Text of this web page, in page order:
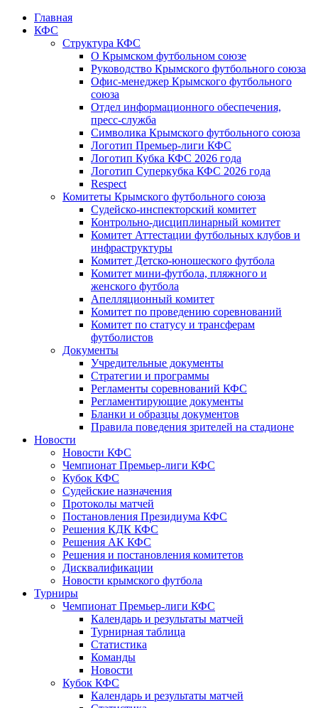
Главная
КФС
Структура КФС
О Крымском футбольном союзе
Руководство Крымского футбольного союза
Офис-менеджер Крымского футбольного
союза
Отдел информационного обеспечения,
пресс-служба
Символика Крымского футбольного союза
Логотип Премьер-лиги КФС
Логотип Кубка КФС 2026 года
Логотип Суперкубка КФС 2026 года
Respect
Комитеты Крымского футбольного союза
Судейско-инспекторский комитет
Контрольно-дисциплинарный комитет
Комитет Аттестации футбольных клубов и
инфраструктуры
Комитет Детско-юношеского футбола
Комитет мини-футбола, пляжного и
женского футбола
Апелляционный комитет
Комитет по проведению соревнований
Комитет по статусу и трансферам
футболистов
Документы
Учредительные документы
Стратегии и программы
Регламенты соревнований КФС
Регламентирующие документы
Бланки и образцы документов
Правила поведения зрителей на стадионе
Новости
Новости КФС
Чемпионат Премьер-лиги КФС
Кубок КФС
Судейские назначения
Протоколы матчей
Постановления Президиума КФС
Решения КДК КФС
Решения АК КФС
Решения и постановления комитетов
Дисквалификации
Новости крымского футбола
Турниры
Чемпионат Премьер-лиги КФС
Календарь и результаты матчей
Турнирная таблица
Статистика
Команды
Новости
Кубок КФС
Календарь и результаты матчей